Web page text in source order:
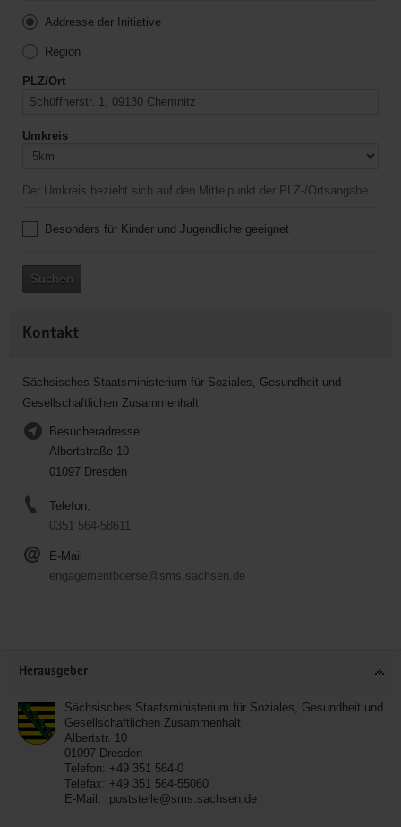
Addresse der Initiative
Region
PLZ/Ort
Umkreis
Der Umkreis bezieht sich auf den Mittelpunkt der PLZ-/Ortsangabe.
Besonders für Kinder und Jugendliche geeignet
Suchen
Kontakt
Sächsisches Staatsministerium für Soziales, Gesundheit und
Gesellschaftlichen Zusammenhalt
Besucheradresse:
Albertstraße 10
01097 Dresden
Telefon:
0351 564-58611
E-Mail
engagementboerse@sms.sachsen.de
Herausgeber
Sächsisches Staatsministerium für Soziales, Gesundheit und
Gesellschaftlichen Zusammenhalt
Albertstr. 10
01097 Dresden
Telefon: +49 351 564-0
Telefax: +49 351 564-55060
E-Mail:
poststelle@sms.sachsen.de